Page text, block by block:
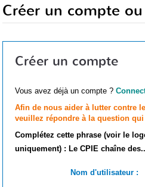
Créer un compte
Créer un compte
Vous avez déjà un compte ?
Afin de nous aider à lutter contre
veuillez répondre à la question
Complétez cette phrase (voir le
uniquement) : Le CPIE chaîne
Nom d'utilisateur :